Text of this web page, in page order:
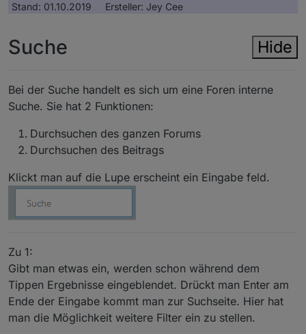
Stand: 01.10.2019 Ersteller: Jey Cee
Hide
Suche
Bei der Suche handelt es sich um eine Foren interne
Suche. Sie hat 2 Funktionen:
Durchsuchen des ganzen Forums
Durchsuchen des Beitrags
Klickt man auf die Lupe erscheint ein Eingabe feld.
Zu 1:
Gibt man etwas ein, werden schon während dem
Tippen Ergebnisse eingeblendet. Drückt man Enter am
Ende der Eingabe kommt man zur Suchseite. Hier hat
man die Möglichkeit weitere Filter ein zu stellen.